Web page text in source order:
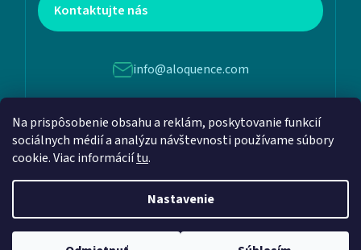
Na prispôsobenie obsahu a reklám, poskytovanie funkcií
sociálnych médií a analýzu návštevnosti používame súbory
cookie. Viac informáciítu.
Nastavenie
Kontaktujte nás
info@aloquence.com
Martina Benku 6, 952 01, Vráble
Vytvoril Shoptet a
Adatelier